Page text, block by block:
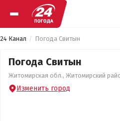
24 Канал Погода Свитын
Погода Свитын
Житомирская обл., Житомирский
Изменить город